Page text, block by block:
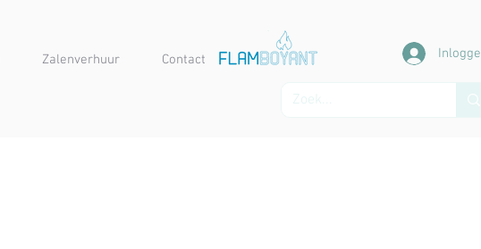
Zalenverhuur Contact